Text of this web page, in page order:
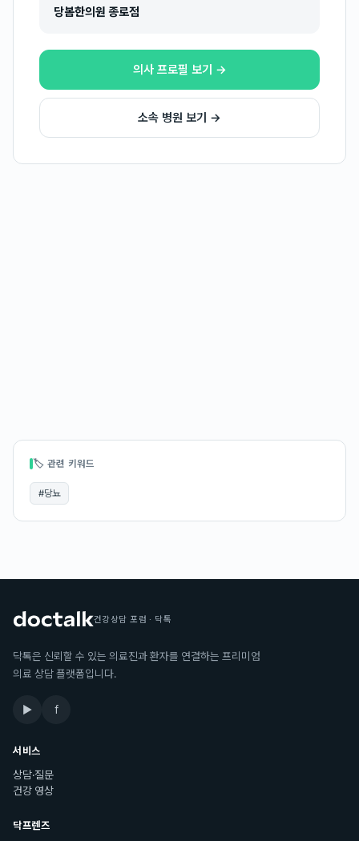
당봄한의원 종로점
의사 프로필 보기 →
소속 병원 보기 →
🏷 관련 키워드
#당뇨
건강상담 포럼 · 닥톡
닥톡은 신뢰할 수 있는 의료진과 환자를 연결하는 프리미엄
의료 상담 플랫폼입니다.
▶ f
서비스
상담·질문
건강 영상
닥프렌즈